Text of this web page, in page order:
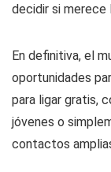
decidir si merece
En definitiva, el
oportunidades
para ligar gratis,
jóvenes o
contactos